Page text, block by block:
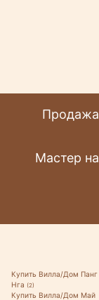
Продажа
Мастер
Купить Вилла/Дом Панг
Нга (2)
Купить Вилла/Дом Май